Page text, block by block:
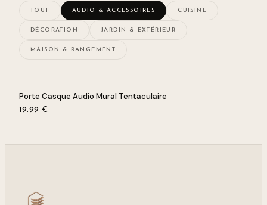
TOUT AUDIO & ACCESSOIRES CUISINE
DÉCORATION JARDIN & EXTÉRIEUR
MAISON & RANGEMENT
Porte Casque Audio Mural Tentaculaire
19.99 €